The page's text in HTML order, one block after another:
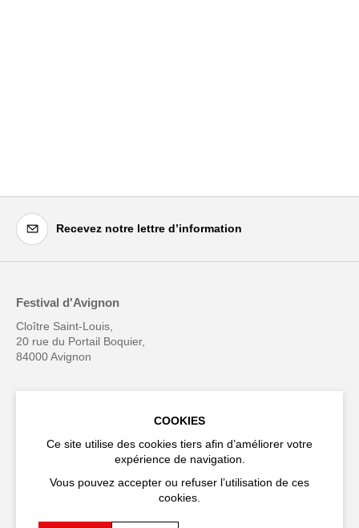
Recevez notre lettre d’information
Festival d'Avignon
Cloître Saint-Louis,
20 rue du Portail Boquier,
84000 Avignon
Accessibilité FAQ
d'offre
Espace production
COOKIES
Ce site utilise des cookies tiers afin d’améliorer votre
expérience de navigation.
Vous pouvez accepter ou refuser l’utilisation de ces
cookies.